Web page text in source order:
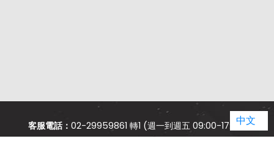
客服電話： 02-29959861 轉1 (週一到週五 09:00-17:00)中文